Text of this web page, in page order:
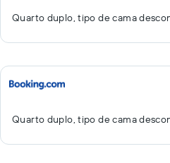
Quarto duplo, tipo de cama
Quarto duplo, tipo de cama